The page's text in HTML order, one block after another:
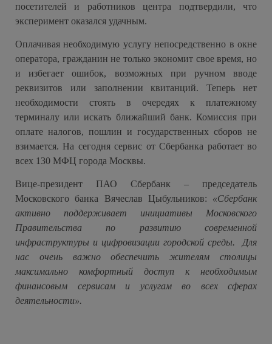
посетителей и работников центра подтвердили, что
эксперимент оказался удачным.
Оплачивая необходимую услугу непосредственно в окне
оператора, гражданин не только экономит свое время, но
и избегает ошибок, возможных при ручном вводе
реквизитов или заполнении квитанций. Теперь нет
необходимости стоять в очередях к платежному
терминалу или искать ближайший банк. Комиссия при
оплате налогов, пошлин и государственных сборов не
взимается. На сегодня сервис от Сбербанка работает во
всех 130 МФЦ города Москвы.
Вице-президент ПАО Сбербанк – председатель
Московского банка Вячеслав Цыбульников:
«Сбербанк
активно поддерживает инициативы Московского
Правительства по развитию современной
инфраструктуры и цифровизации городской среды. Для
нас очень важно обеспечить жителям столицы
максимально комфортный доступ к необходимым
финансовым сервисам и услугам во всех сферах
деятельности».